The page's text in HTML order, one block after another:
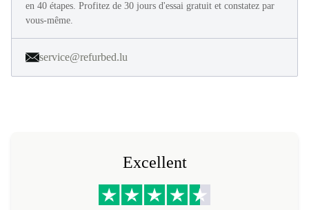
en 40 étapes. Profitez de 30 jours d'essai gratuit et constatez par
vous-même.
service@refurbed.lu
Excellent